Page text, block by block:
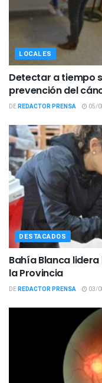
LOCALES
Detectar a tiempo
prevención del
DEREDACTOR PRENSA 05/
DESTACADOS
Bahía Blanca
la Provincia
DEREDACTOR PRENSA 03/